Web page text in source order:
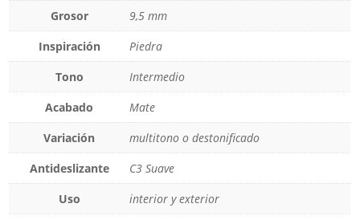
Grosor
9,5 mm
Inspiración
Piedra
Tono
Intermedio
Acabado
Mate
Variación
multitono o destonificado
Antideslizante
C3 Suave
Uso
interior y exterior